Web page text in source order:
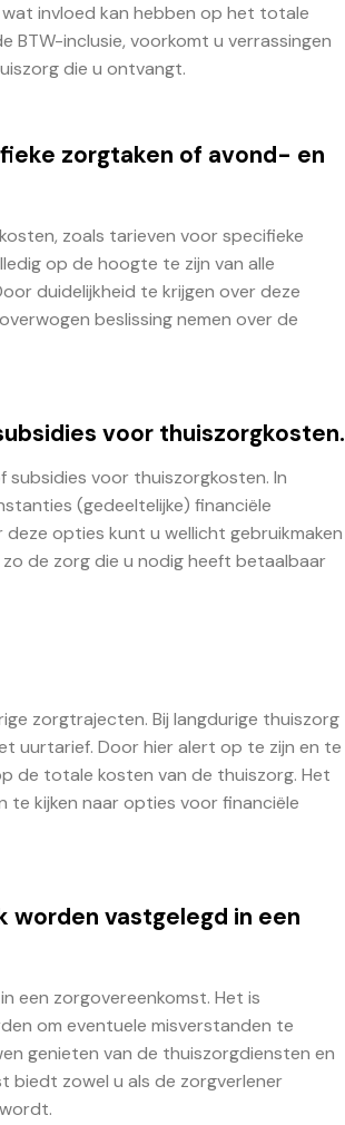
invloed kan hebben op het totale
inclusie, voorkomt u verrassingen
die u ontvangt.
zorgtaken of avond- en
zoals tarieven voor specifieke
op de hoogte te zijn van alle
duidelijkheid te krijgen over deze
beslissing nemen over de
voor thuiszorgkosten.
subsidies voor thuiszorgkosten. In
(gedeeltelijke) financiële
opties kunt u wellicht gebruikmaken
de zorg die u nodig heeft betaalbaar
zorgtrajecten. Bij langdurige thuiszorg
uurtarief. Door hier alert op te zijn en te
de totale kosten van de thuiszorg. Het
te kijken naar opties voor financiële
vastgelegd in een
een zorgovereenkomst. Het is
om eventuele misverstanden te
genieten van de thuiszorgdiensten en
biedt zowel u als de zorgverlener